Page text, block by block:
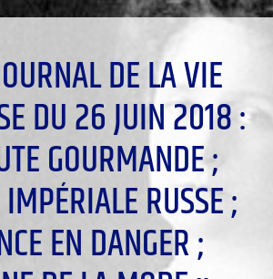
DE LA VIE
DU 26 JUIN 2018 :
GOURMANDE ;
RUSSE ;
EN DANGER ;